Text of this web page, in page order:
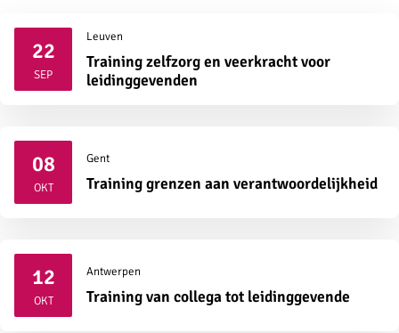
22
SEP2026
Leuven
Training zelfzorg en veerkracht voor
leidinggevenden
08
OKT2026
Gent
Training grenzen aan verantwoordelijkheid
12
OKT2026
Antwerpen
Training van collega tot leidinggevende